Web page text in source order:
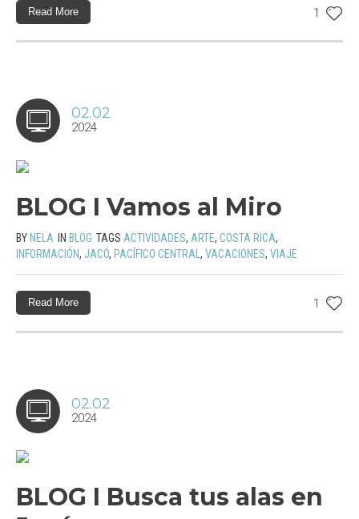
1
Read More
02.02
2024
BLOG I Vamos al Miro
BY NELA IN BLOG TAGS ACTIVIDADES, ARTE, COSTA RICA,
INFORMACIÓN, JACÓ, PACÍFICO CENTRAL , VACACIONES, VIAJE
1
Read More
02.02
2024
BLOG I Busca tus alas en